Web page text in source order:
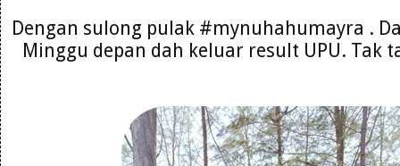
Dengan sulong pulak #mynuhahumayra .
Minggu depan dah keluar result UPU. Tak